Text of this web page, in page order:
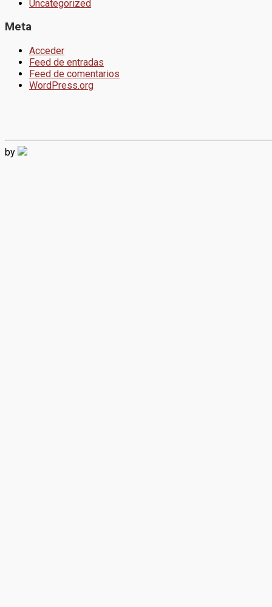
Uncategorized
Meta
Acceder
Feed de entradas
Feed de comentarios
WordPress.org
by